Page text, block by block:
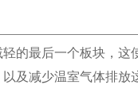
的最后一个板块，这
及减少温室气体排放